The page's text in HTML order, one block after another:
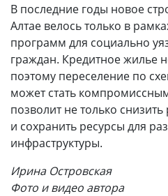
В последние годы новое
Алтае велось только в
программ для социально
граждан. Кредитное жилье
поэтому переселение по
может стать
позволит не только
и сохранить ресурсы для
инфраструктуры.
Ирина Островская
Фото и видео автора